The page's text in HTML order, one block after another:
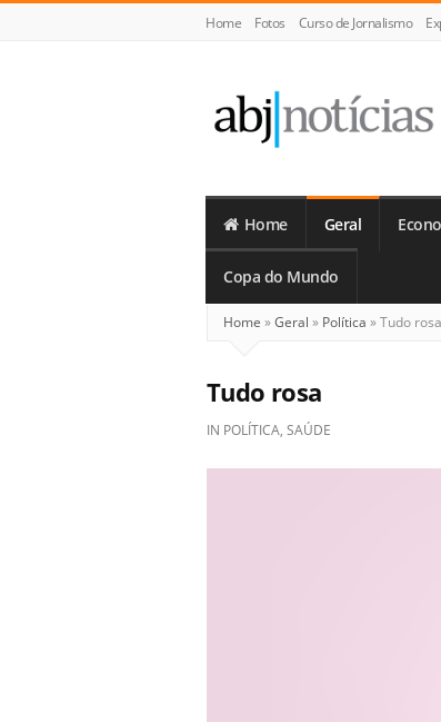
Home Fotos Curso de Jornalismo
Notícias
Home Geral
Copa do Mundo
Home »Geral » Política »Tudo rosa
Tudo rosa
IN POLÍTICA, SAÚDE